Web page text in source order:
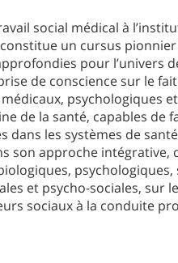
social médical à
un cursus
pour l’univers
de conscience sur le
psychologiques
de la santé, capables de
dans les systèmes de
son approche
et psycho-sociales, sur
sociaux à la conduite